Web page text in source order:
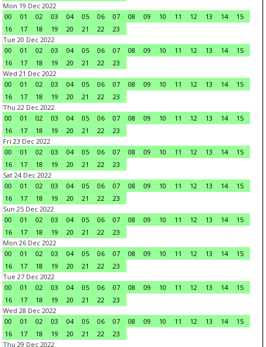
Mon 19 Dec 2022
00
01 02 03 04 05 06 07 08 09 10 11 12 13 14
15
16
17 18 19 20 21 22
23
Tue 20 Dec 2022
00
01 02 03 04 05 06 07 08 09 10 11 12 13 14
15
16
17 18 19 20 21 22
23
Wed 21 Dec 2022
00
01 02 03 04 05 06 07 08 09 10 11 12 13 14
15
16
17 18 19 20 21 22
23
Thu 22 Dec 2022
00
01 02 03 04 05 06 07 08 09 10 11 12 13 14
15
16
17 18 19 20 21 22
23
Fri 23 Dec 2022
00
01 02 03 04 05 06 07 08 09 10 11 12 13 14
15
16
17 18 19 20 21 22
23
Sat 24 Dec 2022
00
01 02 03 04 05 06 07 08 09 10 11 12 13 14
15
16
17 18 19 20 21 22
23
Sun 25 Dec 2022
00
01 02 03 04 05 06 07 08 09 10 11 12 13 14
15
16
17 18 19 20 21 22
23
Mon 26 Dec 2022
00
01 02 03 04 05 06 07 08 09 10 11 12 13 14
15
16
17 18 19 20 21 22
23
Tue 27 Dec 2022
00
01 02 03 04 05 06 07 08 09 10 11 12 13 14
15
16
17 18 19 20 21 22
23
Wed 28 Dec 2022
00
01 02 03 04 05 06 07 08 09 10 11 12 13 14
15
16
17 18 19 20 21 22
23
Thu 29 Dec 2022